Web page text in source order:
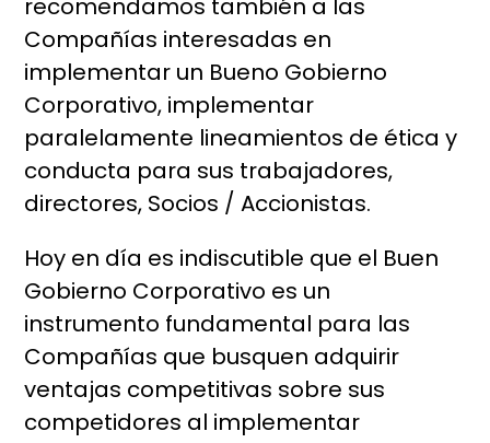
recomendamos también a las
Compañías interesadas en
implementar un Bueno Gobierno
Corporativo, implementar
paralelamente lineamientos de ética y
conducta para sus trabajadores,
directores, Socios / Accionistas.
Hoy en día es indiscutible que el Buen
Gobierno Corporativo es un
instrumento fundamental para las
Compañías que busquen adquirir
ventajas competitivas sobre sus
competidores al implementar